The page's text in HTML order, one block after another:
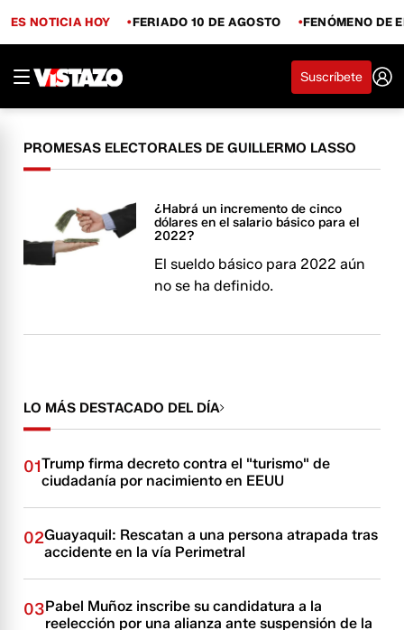
ES NOTICIA HOY FERIADO 10 DE AGOSTO FENÓMENO DE
Suscríbete
PROMESAS ELECTORALES DE GUILLERMO LASSO
¿Habrá un incremento de cinco
dólares en el salario básico para el
2022?
El sueldo básico para 2022 aún
no se ha definido.
LO MÁS DESTACADO DEL DÍA
01Trump firma decreto contra el "turismo" de
ciudadanía por nacimiento en EEUU
02Guayaquil: Rescatan a una persona atrapada tras
accidente en la vía Perimetral
03Pabel Muñoz inscribe su candidatura a la
reelección por una alianza ante suspensión de la